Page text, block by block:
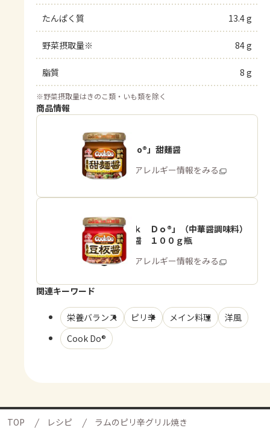
たんぱく質 13.4 g
野菜摂取量※ 84 g
脂質 8 g
※野菜摂取量はきのこ類・いも類を除く
商品情報
「Cook Do®」甜麺醤
商品・アレルギー情報をみる
「Ｃｏｏｋ Ｄｏ®」（中華醤調味料）
熟成豆板醤 １００ｇ瓶
商品・アレルギー情報をみる
関連キーワード
栄養バランス ピリ辛 メイン料理
洋風
Cook Do®
TOP レシピ ラムのピリ辛グリル焼き